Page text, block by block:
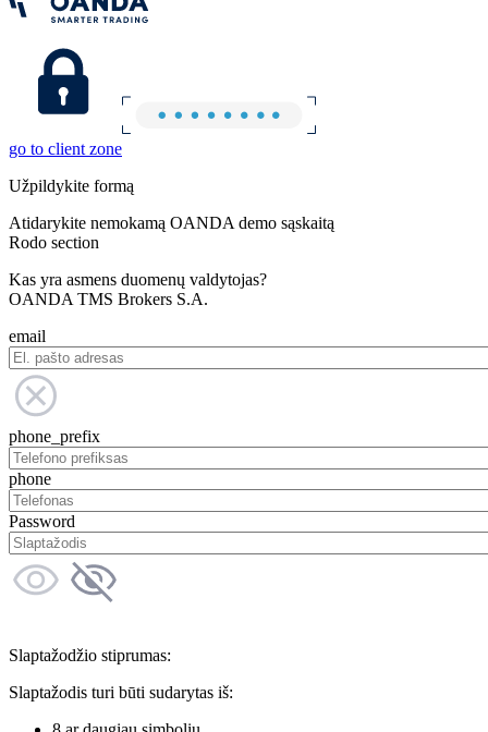
go to client zone
Užpildykite formą
Atidarykite nemokamą OANDA demo sąskaitą
Rodo section
Kas yra asmens duomenų valdytojas?
OANDA TMS Brokers S.A.
email
phone_prefix
phone
Password
Slaptažodžio stiprumas:
Slaptažodis turi būti sudarytas iš: